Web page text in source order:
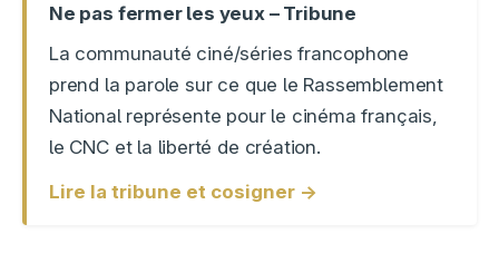
Ne pas fermer les yeux – Tribune
La communauté ciné/séries francophone
prend la parole sur ce que le Rassemblement
National représente pour le cinéma français,
le CNC et la liberté de création.
Lire la tribune et cosigner →